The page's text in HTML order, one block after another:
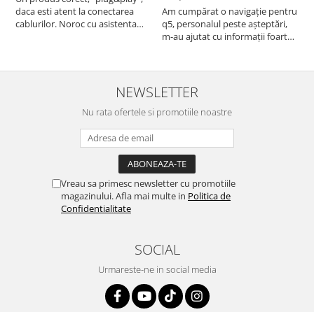
daca esti atent la conectarea
cablurilor. Noroc cu asistenta
atras atentia ca nu era conectat
cablul de video de la camera
Am cumpărat o navigație pentru
q5, personalul peste așteptări,
m-au ajutat cu informații foarte
serviabili, livrare rapidă, suport
tehnic, totul impecabil, o să revin
la ei și pentru vi...
NEWSLETTER
Nu rata ofertele si promotiile noastre
Vreau sa primesc newsletter cu promotiile
magazinului. Afla mai multe in Politica de
Confidentialitate
SOCIAL
Urmareste-ne in social media